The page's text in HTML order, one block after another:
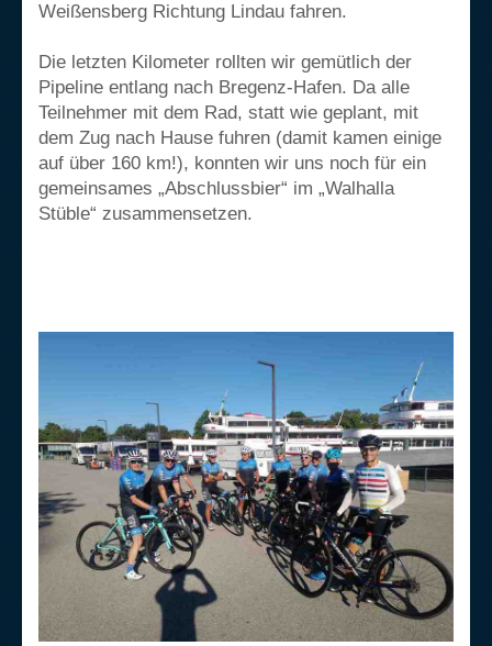
Weißensberg Richtung Lindau fahren.
Die letzten Kilometer rollten wir gemütlich der
Pipeline entlang nach Bregenz-Hafen. Da alle
Teilnehmer mit dem Rad, statt wie geplant, mit
dem Zug nach Hause fuhren (damit kamen einige
auf über 160 km!), konnten wir uns noch für ein
gemeinsames „Abschlussbier“ im „Walhalla
Stüble“ zusammensetzen.